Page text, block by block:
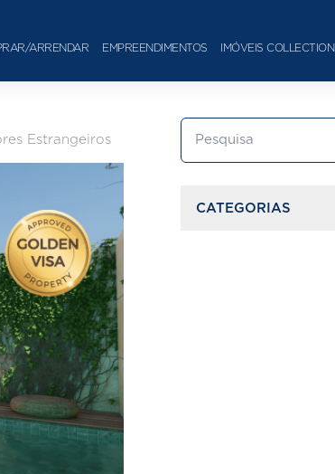
ARRENDAR EMPREENDIMENTOS IMÓVEIS COLLECTION
Estrangeiros
CATEGORIAS